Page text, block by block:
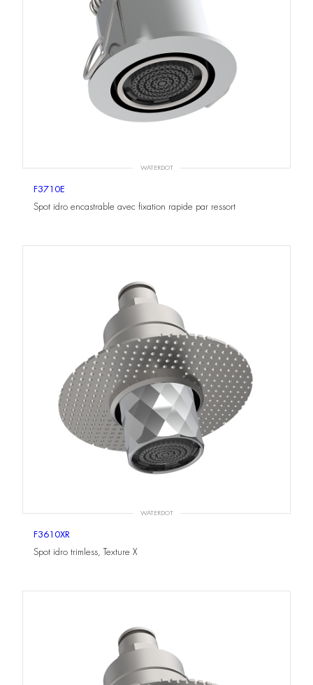
WATERDOT
F3710E
Spot idro encastrable avec fixation rapide par ressort
WATERDOT
F3610XR
Spot idro trimless, Texture X